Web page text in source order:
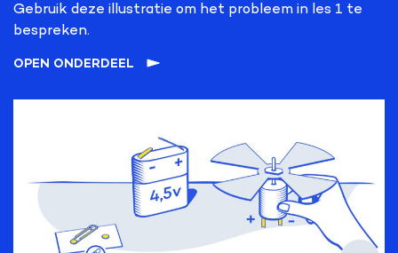
Gebruik deze illustratie om het probleem in les 1 te
bespreken.
OPEN ONDERDEEL